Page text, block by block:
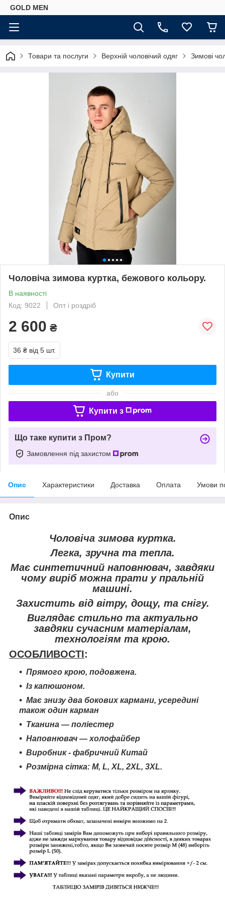
GOLD MEN
Товари та послуги Верхній чоловічий одяг Зимові
Чоловіча зимова куртка, бежового кольору.
В наявності
Код: 9022
Опт і роздріб
2 600 ₴
36 ₴ від 5 шт.
Купити
або
Купити з
Що таке купити з Пром?
Замовлення під захистом
Опис Характеристики Доставка Оплата Умови
Опис
Чоловіча зимова куртка.
Легка, зручна та тепла.
Має синтетичний наповнювач, завдяки
чому виріб можна прати у пральній
машині.
Захистить від вітру, дощу, та снігу.
Виглядає стильно та актуально
завдяки сучасним матеріалам,
технологіям та крою.
ОСОБЛИВОСТІ:
Прямого крою, подовжена.
Із капюшоном.
Має знизу два бокових кармани, усередині
також один карман
Тканина — поліестер
Наповнювач — холофайбер
Виробник - фабричний Китай
Розмірна сітка: M, L, XL, 2XL, 3XL.